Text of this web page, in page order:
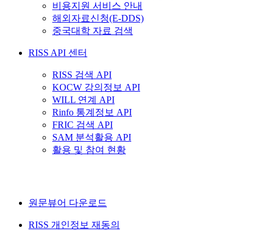
비용지원 서비스 안내
해외자료신청(E-DDS)
중국대학 자료 검색
RISS API 센터
RISS 검색 API
KOCW 강의정보 API
WILL 연계 API
Rinfo 통계정보 API
FRIC 검색 API
SAM 분석활용 API
활용 및 참여 현황
원문뷰어 다운로드
RISS 개인정보 재동의